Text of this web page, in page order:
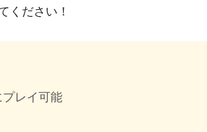
ください！
レイ可能